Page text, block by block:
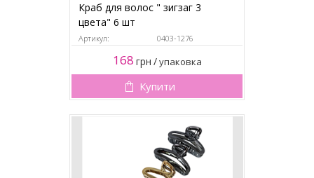
Краб для волос " зигзаг 3
цвета" 6 шт
Артикул: 0403-1276
168 грн /упаковка
Купити